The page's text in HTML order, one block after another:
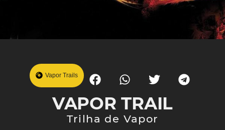
Vapor Trails
VAPOR TRAIL
Trilha de Vapor